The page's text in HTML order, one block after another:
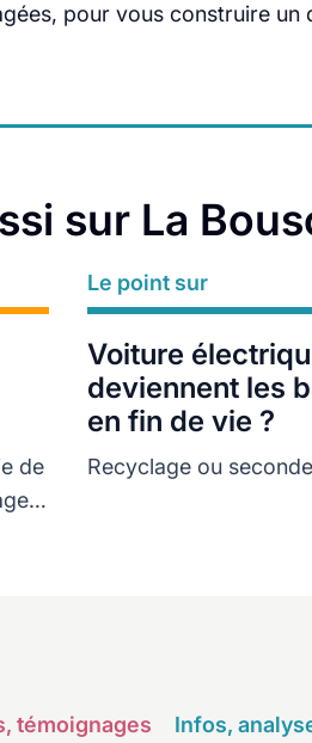
pour vous construire
sur La
de
Le point sur
Voiture
deviennent les
en fin de vie ?
Recyclage ou
Lire plus
témoignages Infos,